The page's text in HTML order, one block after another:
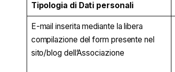
Tipologia di Dati personali
E-mail inserita mediante la libera
compilazione del form presente nel
sito/blog dell’Associazione